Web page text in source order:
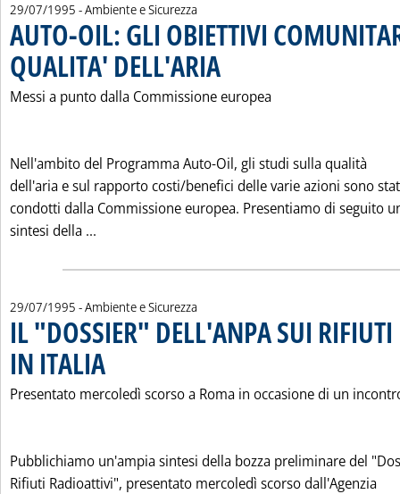
29/07/1995 - Ambiente e Sicurezza
AUTO-OIL: GLI OBIETTIVI
QUALITA' DELL'ARIA
Messi a punto dalla Commissione europea
Nell'ambito del Programma Auto-Oil, gli studi sulla qualità
dell'aria e sul rapporto costi/benefici delle varie azioni sono
condotti dalla Commissione europea. Presentiamo di seguito
sintesi della ...
29/07/1995 - Ambiente e Sicurezza
IL "DOSSIER" DELL'ANPA SUI
IN ITALIA
Presentato mercoledì scorso a Roma in occasione di un
Pubblichiamo un'ampia sintesi della bozza preliminare del
Rifiuti Radioattivi", presentato mercoledì scorso dall'Agenzia